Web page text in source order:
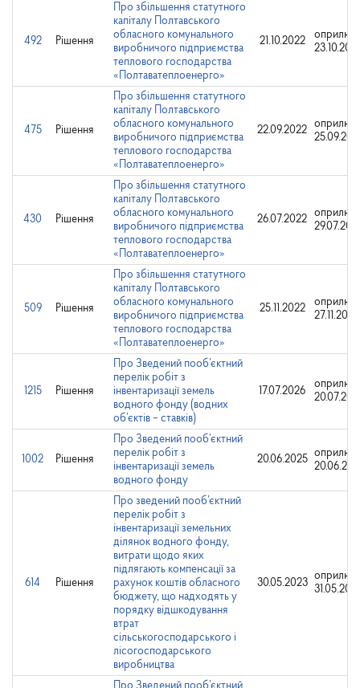
492 Рішення
Про збільшення статутного
капіталу Полтавського
обласного комунального
виробничого підприємства
теплового господарства
«Полтаватеплоенерго»
21.10.2022
475 Рішення
Про збільшення статутного
капіталу Полтавського
обласного комунального
виробничого підприємства
теплового господарства
«Полтаватеплоенерго»
22.09.2022
430 Рішення
Про збільшення статутного
капіталу Полтавського
обласного комунального
виробничого підприємства
теплового господарства
«Полтаватеплоенерго»
26.07.2022
509 Рішення
Про збільшення статутного
капіталу Полтавського
обласного комунального
виробничого підприємства
теплового господарства
«Полтаватеплоенерго»
25.11.2022
27.11.2022
1215 Рішення
Про Зведений пооб’єктний
перелік робіт з
інвентаризації земель
водного фонду (водних
об’єктів – ставків)
17.07.2026
1002 Рішення
Про Зведений пооб’єктний
перелік робіт з
інвентаризації земель
водного фонду
20.06.2025
614 Рішення
Про зведений пооб’єктний
перелік робіт з
інвентаризації земельних
ділянок водного фонду,
витрати щодо яких
підлягають компенсації за
рахунок коштів обласного
бюджету, що надходять у
порядку відшкодування
втрат
сільськогосподарського і
лісогосподарського
виробництва
30.05.2023